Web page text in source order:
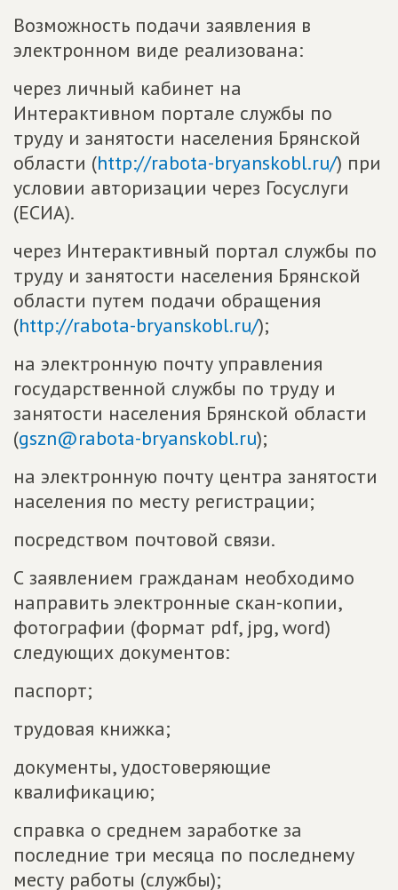
Возможность подачи заявления в
электронном виде реализована:
через личный кабинет на
Интерактивном портале службы по
труду и занятости населения Брянской
области (http://rabota-bryanskobl.ru/) при
условии авторизации через Госуслуги
(ЕСИА).
через Интерактивный портал службы по
труду и занятости населения Брянской
области путем подачи обращения
(http://rabota-bryanskobl.ru/);
на электронную почту управления
государственной службы по труду и
занятости населения Брянской области
(gszn@rabota-bryanskobl.ru);
на электронную почту центра занятости
населения по месту регистрации;
посредством почтовой связи.
С заявлением гражданам необходимо
направить электронные скан-копии,
фотографии (формат pdf, jpg, word)
следующих документов:
паспорт;
трудовая книжка;
документы, удостоверяющие
квалификацию;
справка о среднем заработке за
последние три месяца по последнему
месту работы (службы);